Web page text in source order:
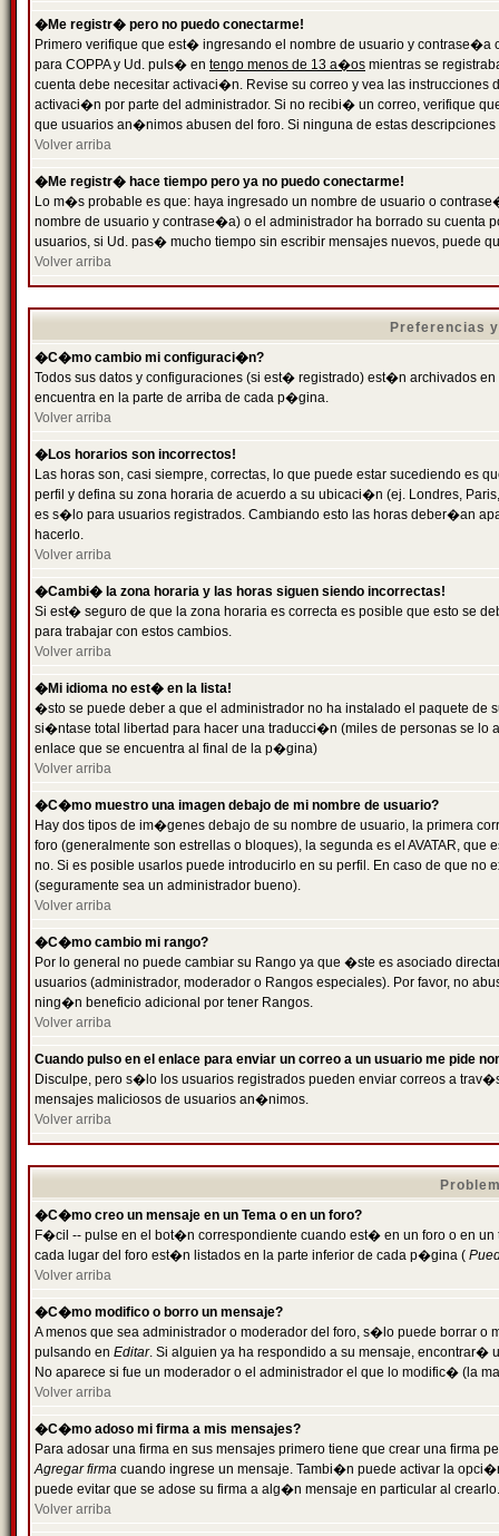
�Me registr� pero no puedo conectarme!
Primero verifique que est� ingresando el nombre de usuario y
para COPPA y Ud. puls� en tengo menos de 13 a�os mientras se
cuenta debe necesitar activaci�n. Revise su correo y vea las
activaci�n por parte del administrador. Si no recibi� un correo, verifique
que usuarios an�nimos abusen del foro. Si ninguna de estas
Volver arriba
�Me registr� hace tiempo pero ya no puedo conectarme!
Lo m�s probable es que: haya ingresado un nombre de usuario o
nombre de usuario y contrase�a) o el administrador ha borrado su
usuarios, si Ud. pas� mucho tiempo sin escribir mensajes nuevos, puede
Volver arriba
Preferencias
�C�mo cambio mi configuraci�n?
Todos sus datos y configuraciones (si est� registrado) est�n archivados
encuentra en la parte de arriba de cada p�gina.
Volver arriba
�Los horarios son incorrectos!
Las horas son, casi siempre, correctas, lo que puede estar sucediendo es
perfil y defina su zona horaria de acuerdo a su ubicaci�n (ej. Londres,
es s�lo para usuarios registrados. Cambiando esto las horas deber�an
hacerlo.
Volver arriba
�Cambi� la zona horaria y las horas siguen siendo incorrectas!
Si est� seguro de que la zona horaria es correcta es posible que esto se
para trabajar con estos cambios.
Volver arriba
�Mi idioma no est� en la lista!
�sto se puede deber a que el administrador no ha instalado el paquete
si�ntase total libertad para hacer una traducci�n (miles de personas se
enlace que se encuentra al final de la p�gina)
Volver arriba
�C�mo muestro una imagen debajo de mi nombre de usuario?
Hay dos tipos de im�genes debajo de su nombre de usuario, la primera
foro (generalmente son estrellas o bloques), la segunda es el AVATAR,
no. Si es posible usarlos puede introducirlo en su perfil. En caso de que
(seguramente sea un administrador bueno).
Volver arriba
�C�mo cambio mi rango?
Por lo general no puede cambiar su Rango ya que �ste es asociado
usuarios (administrador, moderador o Rangos especiales). Por favor, no
ning�n beneficio adicional por tener Rangos.
Volver arriba
Cuando pulso en el enlace para enviar un correo a un usuario me pide
Disculpe, pero s�lo los usuarios registrados pueden enviar correos a
mensajes maliciosos de usuarios an�nimos.
Volver arriba
�C�mo creo un mensaje en un Tema o en un foro?
F�cil -- pulse en el bot�n correspondiente cuando est� en un foro o en
cada lugar del foro est�n listados en la parte inferior de cada p�gina (
Volver arriba
�C�mo modifico o borro un mensaje?
A menos que sea administrador o moderador del foro, s�lo puede borrar o
pulsando en Editar. Si alguien ya ha respondido a su mensaje, encontrar�
No aparece si fue un moderador o el administrador el que lo modific� (la
Volver arriba
�C�mo adoso mi firma a mis mensajes?
Para adosar una firma en sus mensajes primero tiene que crear una firma
Agregar firma cuando ingrese un mensaje. Tambi�n puede activar la
puede evitar que se adose su firma a alg�n mensaje en particular al crearlo.
Volver arriba